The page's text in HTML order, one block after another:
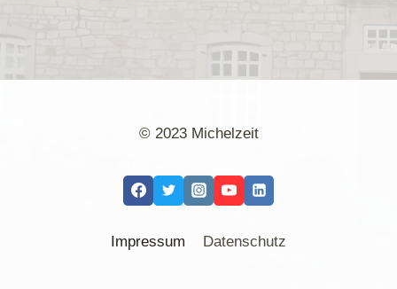
© 2023 Michelzeit
Impressum Datenschutz